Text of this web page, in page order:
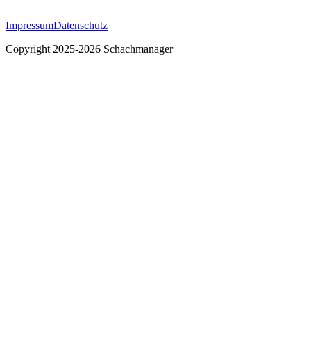
ImpressumDatenschutz
Copyright 2025-2026 Schachmanager